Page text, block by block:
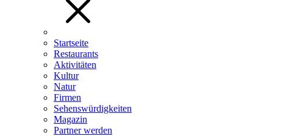
Startseite
Restaurants
Aktivitäten
Kultur
Natur
Firmen
Sehenswürdigkeiten
Magazin
Partner werden